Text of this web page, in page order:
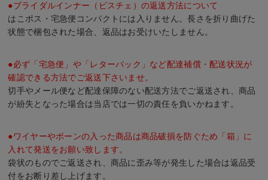
●ブライダルインナー（ビスチェ）の返送方法について
はこポス・宅急便コンパクトには入りません。長さを折り曲げた
状態で梱包された場合、返品はお受けいたしません。
●必ず「宅急便」や「レターパック」など配達補償・配送状況が
確認できる方法でご返送下さいませ。
切手やメール便など配達保障のない配送方法でご返送され、商品
が紛失となった場合は当店では一切の責任を負いかねます。
●ワイヤーやボーンの入った商品は商品破損を防ぐため「箱」に
入れて発送をお願い致します。
袋状のものでご返送され、商品に歪み等が発生した場合は返品受
付をお断り差し上げます。